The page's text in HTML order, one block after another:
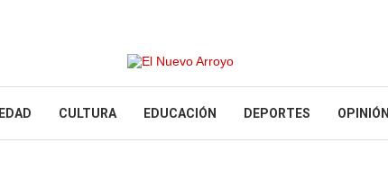
CULTURA EDUCACIÓN DEPORTES OPINIÓN